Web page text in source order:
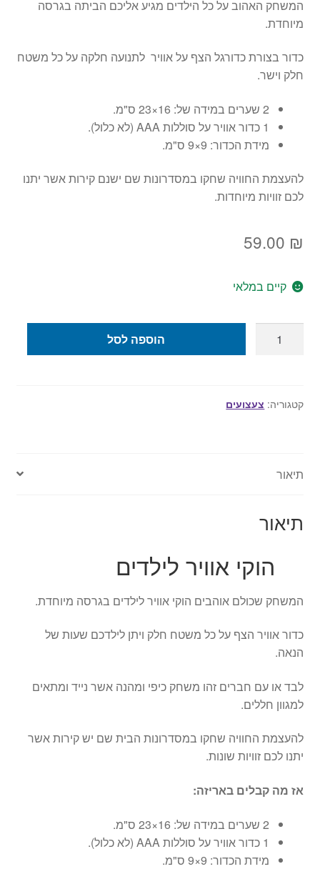
המשחק האהוב על כל הילדים מגיע אליכם הביתה בגרסה
מיוחדת.
כדור בצורת כדורגל הצף על אוויר לתנועה חלקה על כל משטח
חלק וישר.
2 שערים במידה של: 16×23 ס"מ.
1 כדור אוויר על סוללות AAA (לא כלול).
מידת הכדור: 9×9 ס"מ.
להעצמת החוויה שחקו במסדרונות שם ישנם קירות אשר יתנו
לכם זוויות מיוחדות.
59.00 ₪
קיים במלאי
לילדים
הוספה לסל
קטגוריה: צעצועים
תיאור
תיאור
הוקי אוויר לילדים
המשחק שכולם אוהבים הוקי אוויר לילדים בגרסה מיוחדת.
כדור אוויר הצף על כל משטח חלק ויתן לילדכם שעות של
הנאה.
לבד או עם חברים זהו משחק כיפי ומהנה אשר נייד ומתאים
למגוון חללים.
להעצמת החוויה שחקו במסדרונות הבית שם יש קירות אשר
יתנו לכם זוויות שונות.
אז מה קבלים באריזה:
2 שערים במידה של: 16×23 ס"מ.
1 כדור אוויר על סוללות AAA (לא כלול).
מידת הכדור: 9×9 ס"מ.